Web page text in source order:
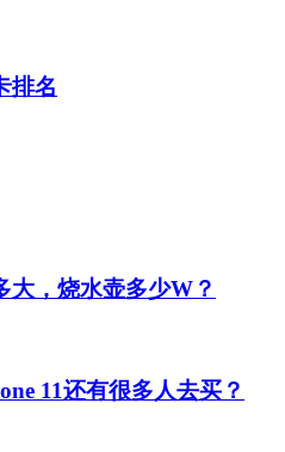
排名
大，烧水壶多少W？
11还有很多人去买？